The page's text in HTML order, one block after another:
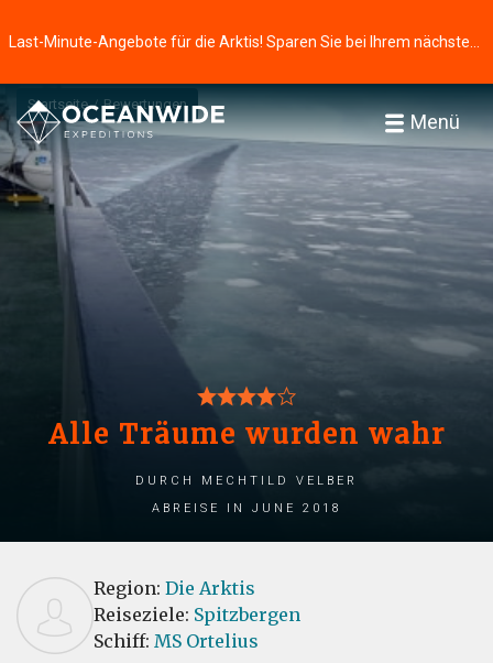
Menü
Startseite Bewertungen
Alle Träume wurden wahr
durch Mechtild Velber
Abreise in June 2018
Region: Die Arktis
Reiseziele: Spitzbergen
Schiff: MS Ortelius